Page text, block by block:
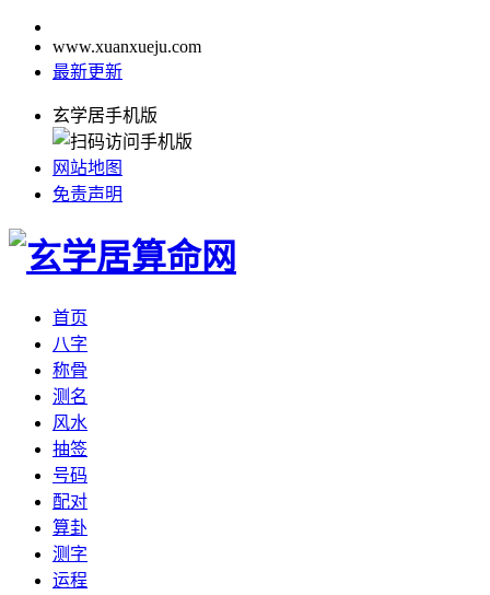
www.xuanxueju.com
最新更新
玄学居手机版
网站地图
免责声明
首页
八字
称骨
测名
风水
抽签
号码
配对
算卦
测字
运程